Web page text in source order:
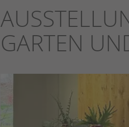
GARTEN